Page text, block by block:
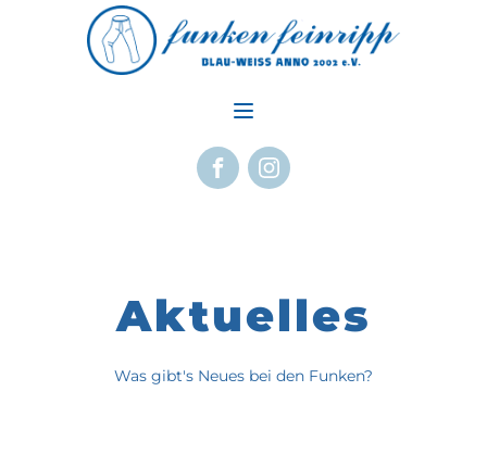
Aktuelles
Was gibt's Neues bei den Funken?